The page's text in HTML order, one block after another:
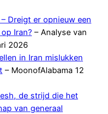
Dreigt er opnieuw een
Iran? – Analyse van
2026
in Iran mislukken
– MoonofAlabama 12
de strijd die het
van generaal